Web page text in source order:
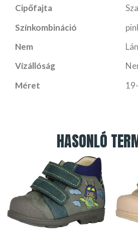
Cipőfajta
Színkombináció
Nem
Vízállóság
Méret
HASONLÓ